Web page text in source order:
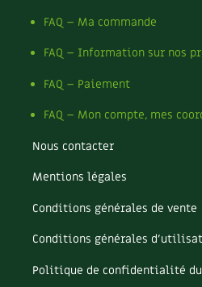
Poireau
Pollinisation
Pollution
Pomme
Potager
Potager en lasagnes
Poules
Prairie fleurie
Purin
Recette
FAQ – Ma commande
FAQ – Information sur nos
FAQ – Paiement
FAQ – Mon compte, mes
Nous contacter
Mentions légales
Conditions générales de vente
Conditions générales
Politique de confidentialité